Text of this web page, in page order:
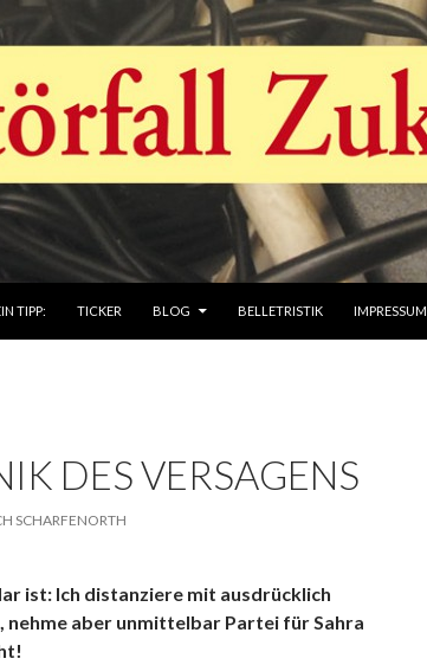
TIPP:
TICKER BLOG BELLETRISTIK IMPRESSUM
DES VERSAGENS
SCHARFENORTH
ist: Ich distanziere mit ausdrücklich
nehme aber unmittelbar Partei für Sahra